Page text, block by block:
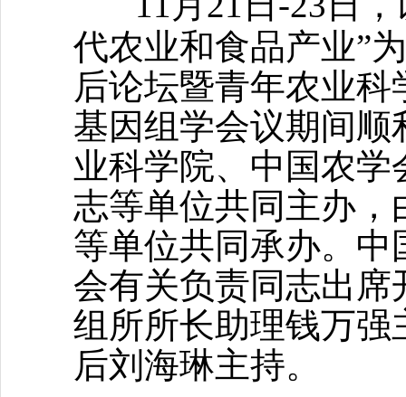
代农业和食品产业”
后论坛暨青年农业
基因组学会议期间
业科学院、中国农学
志等单位共同主办
等单位共同承办。
会有关负责同志出
组所所长助理钱万
后刘海琳主持。